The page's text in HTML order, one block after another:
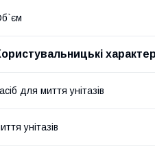
для миття унітазів
унітазів